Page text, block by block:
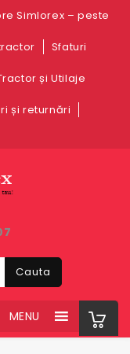
Simlorex – peste
Sfaturi
și Utilaje
și returnări
Cauta
MENU